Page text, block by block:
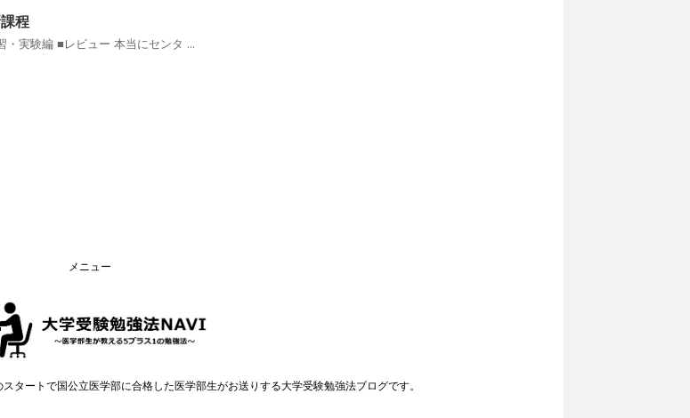
程
・実験編 ■レビュー 本当にセンタ ...
メニュー
タートで国公立医学部に合格した医学部生がお送りする大学受験勉強法ブログです。